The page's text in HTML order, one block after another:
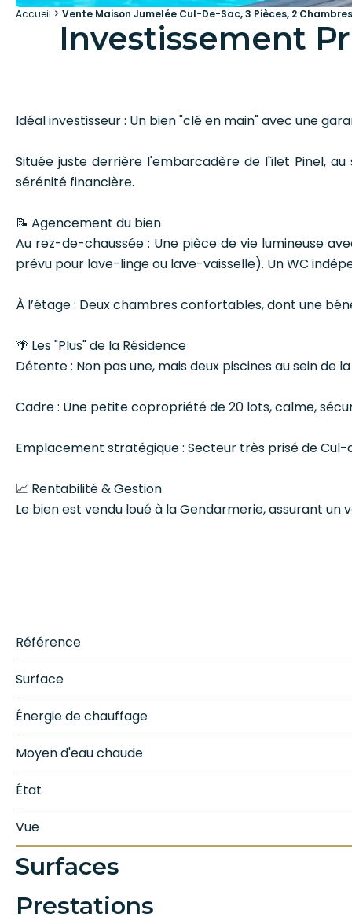
Accueil Vente Maison Jumelée Cul-De-Sac, 3 Pièces, 2
Investissement
Idéal investisseur : Un bien "clé en main" avec une
Située juste derrière l'embarcadère de l'îlet Pinel,
sérénité financière.
📝 Agencement du bien
Au rez-de-chaussée : Une pièce de vie lumineuse
prévu pour lave-linge ou lave-vaisselle). Un WC
À l’étage : Deux chambres confortables, dont une
🌴 Les "Plus" de la Résidence
Détente : Non pas une, mais deux piscines au sein
Cadre : Une petite copropriété de 20 lots, calme,
Emplacement stratégique : Secteur très prisé de
📈 Rentabilité & Gestion
Le bien est vendu loué à la Gendarmerie, assurant
Référence
Surface
Énergie de chauffage
Moyen d'eau chaude
État
Vue
Surfaces
Prestations